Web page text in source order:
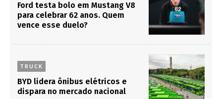
Ford testa bolo em Mustang V8
para celebrar 62 anos. Quem
vence esse duelo?
TRUCK
BYD lidera ônibus elétricos e
dispara no mercado nacional